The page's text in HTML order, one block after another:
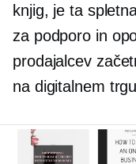
knjig, je ta
za podporo in
prodajalcev
na digitalnem